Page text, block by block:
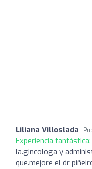
Liliana Villoslada
Experiencia fantástica:
la.gincologa y
que.mejore el dr